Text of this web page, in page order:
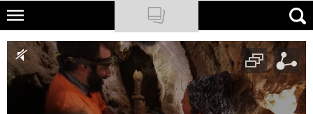
Skip
main
content
NATIONAL GEOGRAPHIC
TRAVELER
PODCASTY